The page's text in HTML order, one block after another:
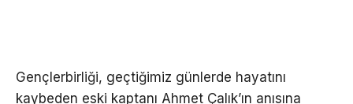
Gençlerbirliği, geçtiğimiz günlerde hayatını
kaybeden eski kaptanı Ahmet Çalık’ın anısına